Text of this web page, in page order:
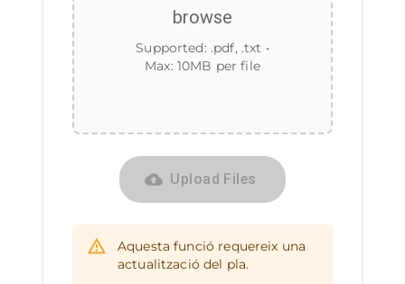
browse
Supported: .pdf, .txt •
Max: 10MB per file
Upload Files
Aquesta funció requereix una
actualització del pla.